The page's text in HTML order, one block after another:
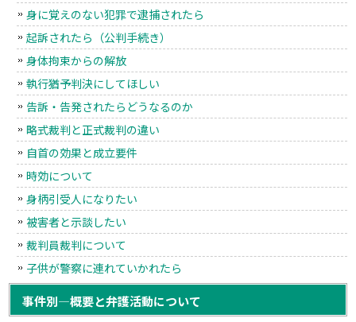
身に覚えのない犯罪で逮捕されたら
起訴されたら（公判手続き）
身体拘束からの解放
執行猶予判決にしてほしい
告訴・告発されたらどうなるのか
略式裁判と正式裁判の違い
自首の効果と成立要件
時効について
身柄引受人になりたい
被害者と示談したい
裁判員裁判について
子供が警察に連れていかれたら
事件別―概要と弁護活動について